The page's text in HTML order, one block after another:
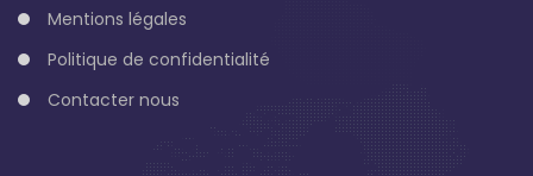
Mentions légales
Politique de confidentialité
Contacter nous